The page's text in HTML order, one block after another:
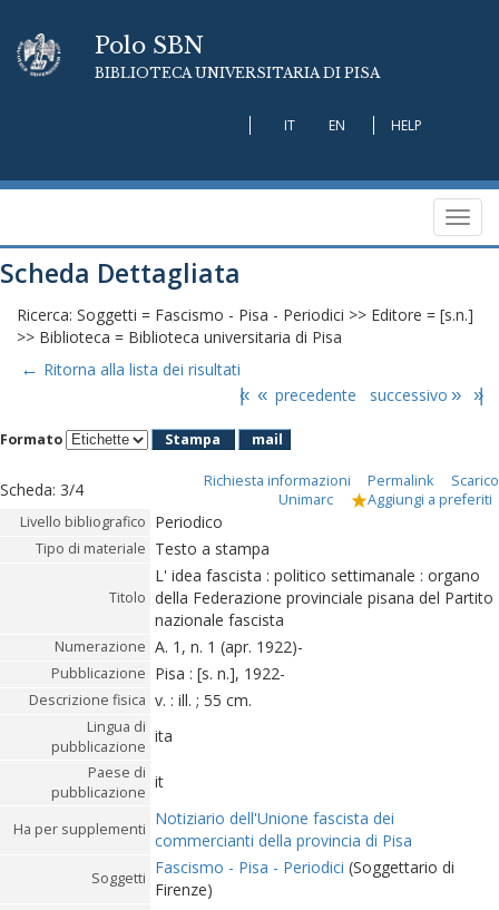
Polo SBN
BIBLIOTECA UNIVERSITARIA DI PISA
IT EN HELP
Scheda Dettagliata
Ricerca: Soggetti = Fascismo - Pisa - Periodici >> Editore = [s.n.]
>> Biblioteca = Biblioteca universitaria di Pisa
← Ritorna alla lista dei risultati
|« « precedente successivo » »|
Formato Stampa mail
Scheda: 3/4 Richiesta informazioni Permalink
Scarico
Unimarc
Aggiungi a preferiti
Livello bibliografico Periodico
Tipo di materiale Testo a stampa
Titolo
L' idea fascista : politico settimanale : organo
della Federazione provinciale pisana del Partito
nazionale fascista
Numerazione A. 1, n. 1 (apr. 1922)-
Pubblicazione Pisa : [s. n.], 1922-
Descrizione fisica v. : ill. ; 55 cm.
Lingua di
pubblicazione
ita
Paese di
pubblicazione
it
Ha per supplementi
Notiziario dell'Unione fascista dei
commercianti della provincia di Pisa
Soggetti
Fascismo - Pisa - Periodici (Soggettario di
Firenze)